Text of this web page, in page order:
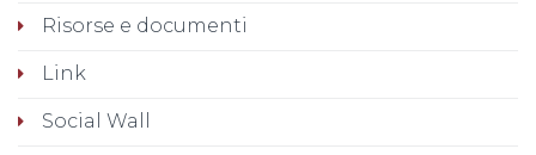
Risorse e documenti
Link
Social Wall